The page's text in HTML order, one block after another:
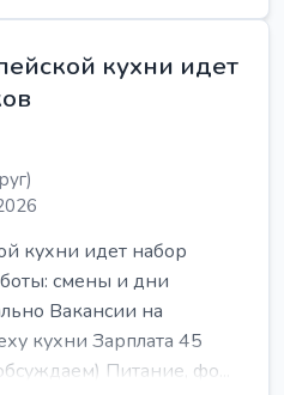
кухни идет
кухни идет набор
смены и дни
Вакансии на
кухни Зарплата 45
Питание, фо...